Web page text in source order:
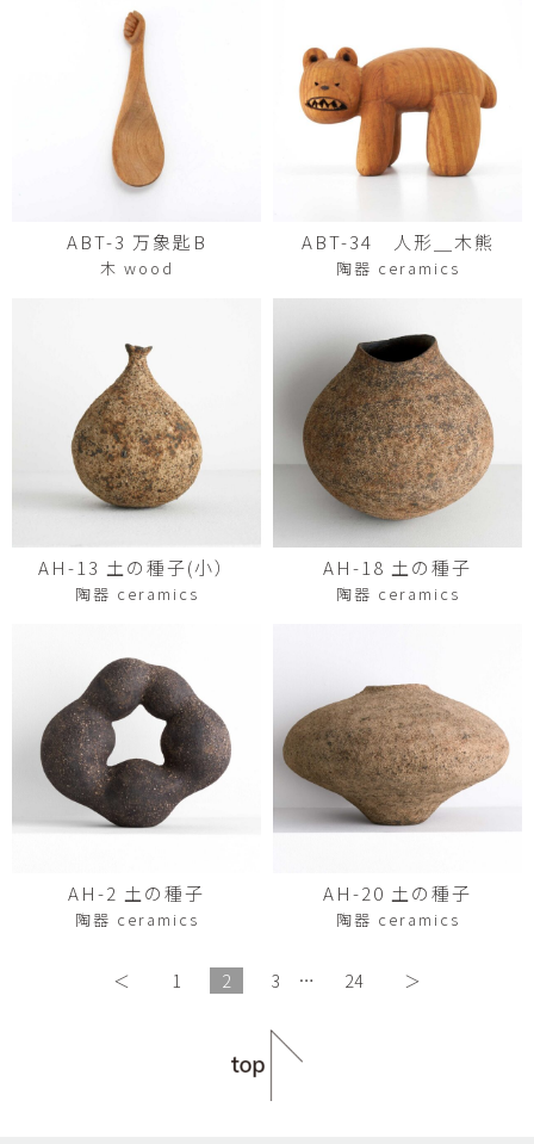
ABT-3 万象匙B
木 wood
ABT-34 ⼈形＿⽊熊
陶器 ceramics
AH-13 土の種子(小）
陶器 ceramics
AH-18 土の種子
陶器 ceramics
AH-2 土の種子
陶器 ceramics
AH-20 土の種子
陶器 ceramics
＜ 1 2 3 … 24 ＞